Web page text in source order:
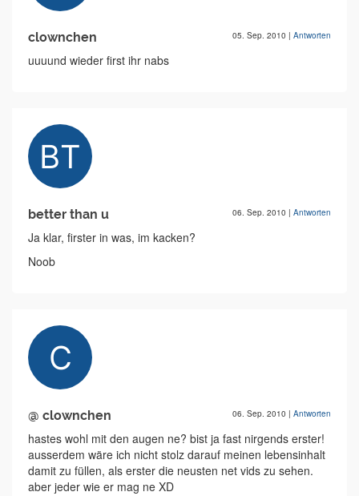
clownchen 05. Sep. 2010 | Antworten
uuuund wieder first ihr nabs
better than u 06. Sep. 2010 | Antworten
Ja klar, firster in was, im kacken?
Noob
@ clownchen 06. Sep. 2010 | Antworten
hastes wohl mit den augen ne? bist ja fast nirgends erster!
ausserdem wäre ich nicht stolz darauf meinen lebensinhalt
damit zu füllen, als erster die neusten net vids zu sehen.
aber jeder wie er mag ne XD